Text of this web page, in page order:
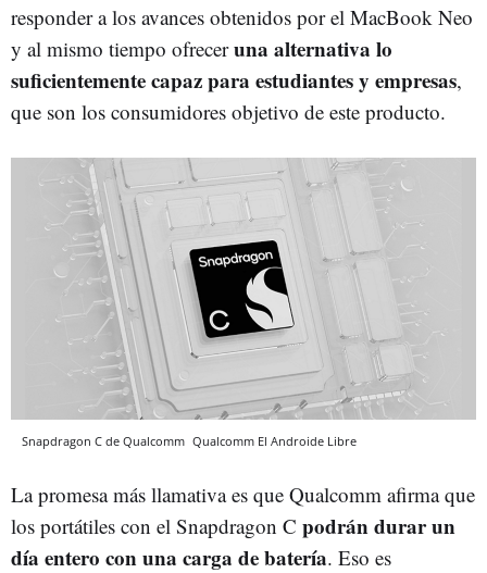
responder a los avances obtenidos por el MacBook Neo
y al mismo tiempo ofreceruna alternativa lo
suficientemente capaz para estudiantes y empresas,
que son los consumidores objetivo de este producto.
Snapdragon C de Qualcomm Qualcomm El Androide Libre
La promesa más llamativa es que Qualcomm afirma que
los portátiles con el Snapdragon C podrán durar un
día entero con una carga de batería. Eso es